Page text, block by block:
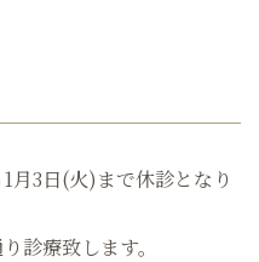
月3日(火)まで休診となり
診療致します。